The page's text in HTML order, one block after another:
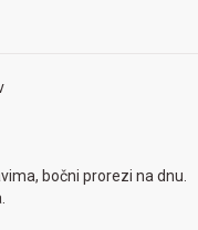
bočni prorezi na dnu.